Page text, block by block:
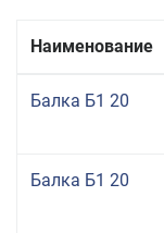
Наименование
Балка Б1 20
Балка Б1 20